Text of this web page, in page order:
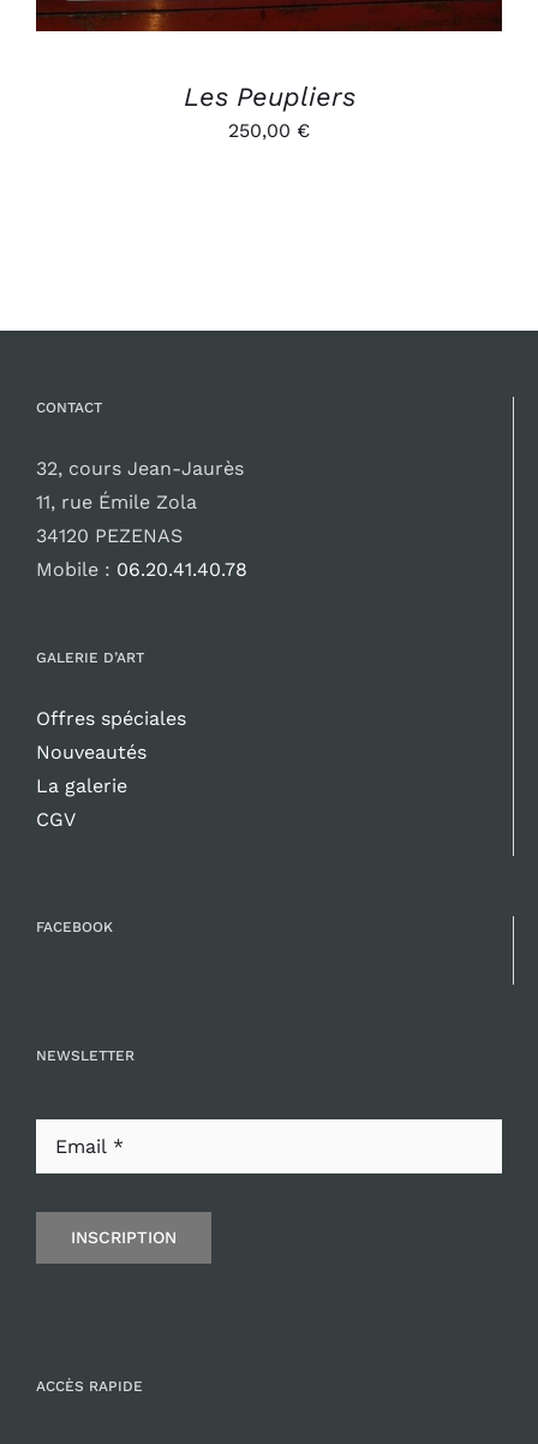
Les Peupliers
250,00 €
CONTACT
32, cours Jean-Jaurès
11, rue Émile Zola
34120 PEZENAS
Mobile : 06.20.41.40.78
GALERIE D’ART
Offres spéciales
Nouveautés
La galerie
CGV
FACEBOOK
NEWSLETTER
INSCRIPTION
ACCÈS RAPIDE